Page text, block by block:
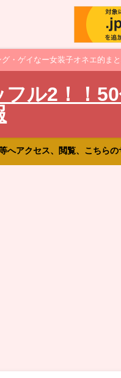
・ゲイなー女装子オネエ的ま
ル2！！
へアクセス、閲覧、こちら